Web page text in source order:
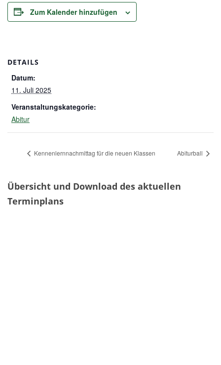
Zum Kalender hinzufügen
DETAILS
Datum:
11. Juli 2025
Veranstaltungskategorie:
Abitur
Kennenlernnachmittag für die neuen Klassen Abiturball
Übersicht und Download des aktuellen
Terminplans